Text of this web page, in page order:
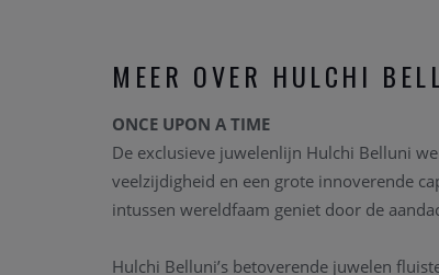
MEER OVER HULCHI
ONCE UPON A TIME
De exclusieve juwelenlijn Hulchi Belluni
veelzijdigheid en een grote innoverende
intussen wereldfaam geniet door de
Hulchi Belluni’s betoverende juwelen